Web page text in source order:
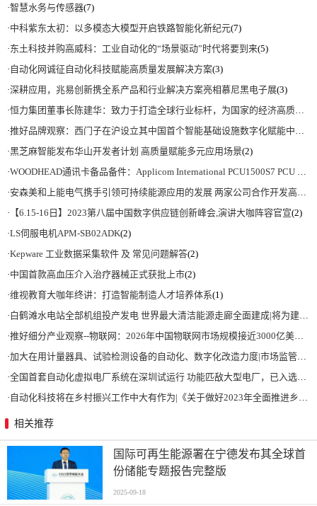
·智慧水务与传感器(7)
·中科紫东太初：以多模态大模型开启铁路智能化新纪元(7)
·东土科技并购高威科：工业自动化的“场景驱动”时代将要到来(5)
· 自动化网诚征自动化科技赋能高质量发展解决方案(3)
·深耕应用，兆易创新携全系产品和行业解决方案亮相慕尼黑电子展(3)
·恒力集团董事长陈建华：致力于打造全球行业标杆，为国家的经济高质量发展贡献更大力量|上海电气集团党委书记、董事长吴磊来访
·推好品牌观察：西门子在沪设立其中国首个智能基础设施数字化赋能中心
·黑芝麻智能发布华山开发者计划 高质量赋能多元应用场景(2)
·WOODHEAD通讯卡备品备件：Applicom International PCU1500S7 PCU 1500 S7 V4.5.0
·安森美和上能电气携手引领可持续能源应用的发展 两家公司合作开发高性能储能和太阳能组串式逆变器方案 以实现可持续的未来
· 【6.15-16日】2023第八届中国数字供应链创新峰会,演讲大咖阵容官宣(2)
·LS伺服电机APM-SB02ADK(2)
·Kepware 工业数据采集软件 及 常见问题解答(2)
·中国首款高血压介入治疗器械正式获批上市(2)
·维视教育大咖年终讲：打造智能制造人才培养体系(1)
·白鹤滩水电站全部机组投产发电 世界最大清洁能源走廊全面建成|将为建设新型能源体系、保障国家能源安全、实现“双碳”目标提供有力支撑
·推好细分产业观察--物联网：2026年中国物联网市场规模接近3000亿美元 智慧工厂、智慧城市、智慧电网等将占60%以上
·加大在用计量器具、试验检测设备的自动化、数字化改造力度|市场监管总局 工业和信息化部 关于促进企业计量能力提升的指导意见
·全国首套自动化虚拟电厂系统在深圳试运行 功能匹敌大型电厂，已入选国际典型案例
· 自动化科技将在乡村振兴工作中大有作为|《关于做好2023年全面推进乡村振兴重点工作的意见》发布
相关推荐
国际可再生能源署在宁德发布其全球首
份储能专题报告完整版
2025-09-18